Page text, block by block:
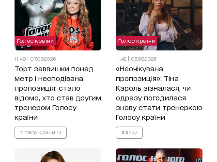
Голос країни
11:48 | 07.08.2026
Торт заввишки понад
метр і несподівана
пропозиція: стало
відомо, хто став другим
тренером Голосу
країни
#Голос країни 14
Голос країни
11:42 | 03.08.2026
«Неочікувана
пропозиція»: Тіна
Кароль зізналася, чи
одразу погодилася
знову стати тренеркою
Голосу країни
#зірки